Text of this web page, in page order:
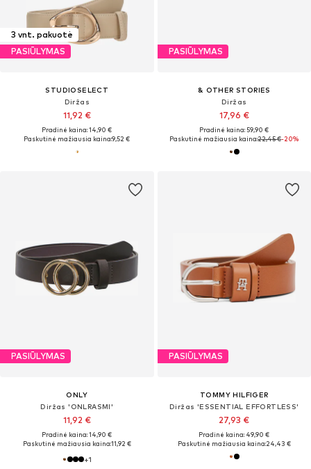
3 vnt. pakuotė
PASIŪLYMAS
STUDIOSELECT
Diržas
11,92 €
Pradinė kaina: 14,90 €
Paskutinė mažiausia kaina:9,52 €
PASIŪLYMAS
& OTHER STORIES
Diržas
17,96 €
Pradinė kaina: 59,90 €
Paskutinė mažiausia kaina:22,45 €-20%
PASIŪLYMAS
ONLY
Diržas 'ONLRASMI'
11,92 €
Pradinė kaina: 14,90 €
Paskutinė mažiausia kaina:11,92 €
+1
PASIŪLYMAS
TOMMY HILFIGER
Diržas 'ESSENTIAL EFFORTLESS'
27,93 €
Pradinė kaina: 49,90 €
Paskutinė mažiausia kaina:24,43 €